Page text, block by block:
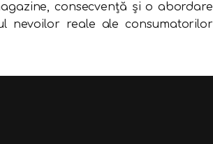
consecvență și o abordare
nevoilor reale ale consumatorilor